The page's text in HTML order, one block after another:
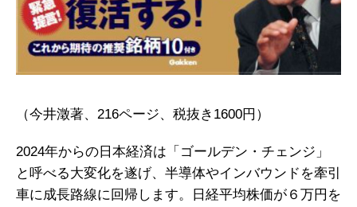
（今井澂著、216ページ、税抜き1600円）
2024年からの日本経済は「ゴールデン・チェンジ」
と呼べる大変化を遂げ、半導体やインバウンドを牽引
車に成長路線に回帰します。日経平均株価が６万円を